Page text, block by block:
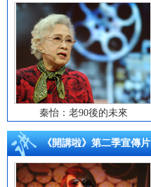
秦怡：老90後的未來
《開講啦》第二季宣傳片